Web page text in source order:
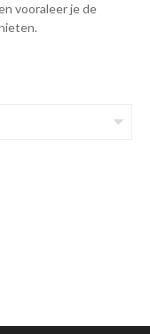
vooraleer je de